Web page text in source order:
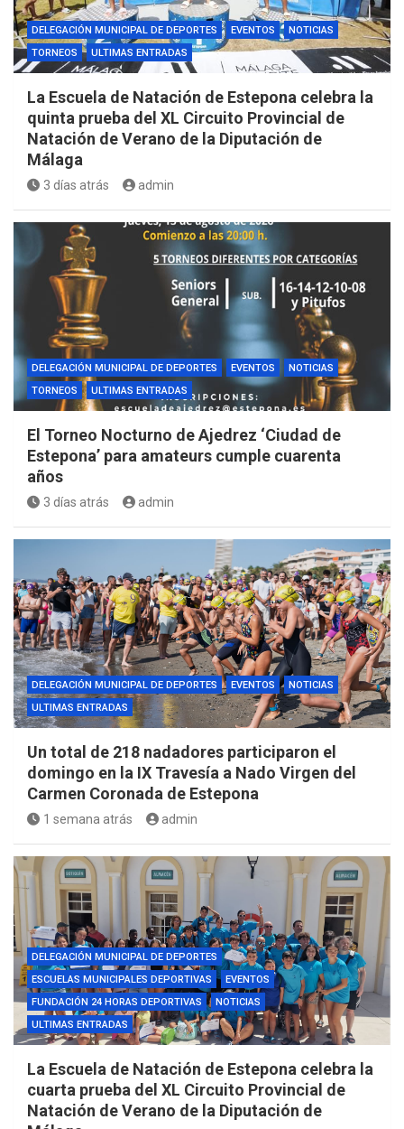
DELEGACIÓN MUNICIPAL DE DEPORTES EVENTOS
NOTICIAS
TORNEOS
ULTIMAS ENTRADAS
La Escuela de Natación de Estepona celebra la
quinta prueba del XL Circuito Provincial de
Natación de Verano de la Diputación de
Málaga
3 días atrás admin
DELEGACIÓN MUNICIPAL DE DEPORTES EVENTOS
NOTICIAS
TORNEOS
ULTIMAS ENTRADAS
El Torneo Nocturno de Ajedrez ‘Ciudad de
Estepona’ para amateurs cumple cuarenta
años
3 días atrás admin
DELEGACIÓN MUNICIPAL DE DEPORTES EVENTOS
NOTICIAS
ULTIMAS ENTRADAS
Un total de 218 nadadores participaron el
domingo en la IX Travesía a Nado Virgen del
Carmen Coronada de Estepona
1 semana atrás admin
DELEGACIÓN MUNICIPAL DE DEPORTES
ESCUELAS MUNICIPALES DEPORTIVAS
EVENTOS
FUNDACIÓN 24 HORAS DEPORTIVAS
NOTICIAS
ULTIMAS ENTRADAS
La Escuela de Natación de Estepona celebra la
cuarta prueba del XL Circuito Provincial de
Natación de Verano de la Diputación de